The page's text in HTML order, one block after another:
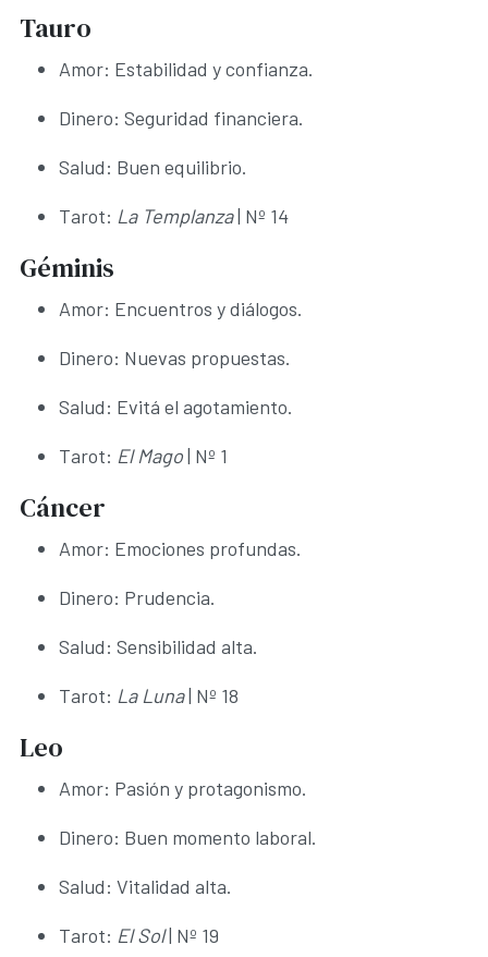
Tauro
Amor: Estabilidad y confianza.
Dinero: Seguridad financiera.
Salud: Buen equilibrio.
Tarot: La Templanza| Nº 14
Géminis
Amor: Encuentros y diálogos.
Dinero: Nuevas propuestas.
Salud: Evitá el agotamiento.
Tarot: El Mago| Nº 1
Cáncer
Amor: Emociones profundas.
Dinero: Prudencia.
Salud: Sensibilidad alta.
Tarot: La Luna| Nº 18
Leo
Amor: Pasión y protagonismo.
Dinero: Buen momento laboral.
Salud: Vitalidad alta.
Tarot: El Sol| Nº 19